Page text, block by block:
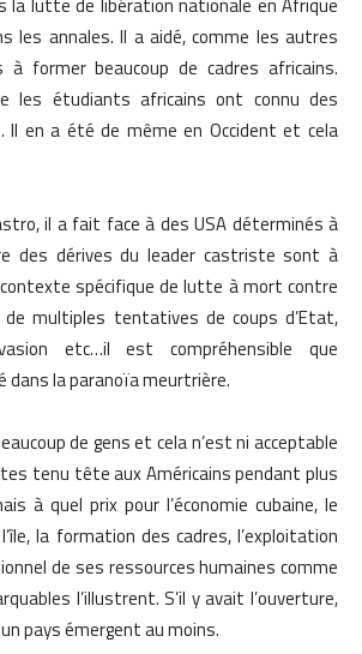
les annales. Il a aidé, comme les autres
à former beaucoup de cadres africains.
les étudiants africains ont connu des
Il en a été de même en Occident et cela
il a fait face à des USA déterminés à
des dérives du leader castriste sont à
spécifique de lutte à mort contre
de multiples tentatives de coups d’Etat,
etc…il est compréhensible que
dans la paranoïa meurtrière.
de gens et cela n’est ni acceptable
tenu tête aux Américains pendant plus
à quel prix pour l’économie cubaine, le
la formation des cadres, l’exploitation
de ses ressources humaines comme
l’illustrent. S’il y avait l’ouverture,
pays émergent au moins.